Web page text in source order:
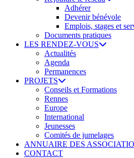
Adhérer
Devenir bénévole
Emplois, stages et
Documents pratiques
LES RENDEZ-VOUS
Actualités
Agenda
Permanences
PROJETS
Conseils et Formations
Rennes
Europe
International
Jeunesses
Comités de jumelages
ANNUAIRE DES
CONTACT